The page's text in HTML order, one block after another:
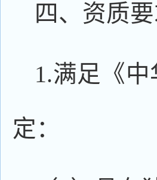
四、资质要
1.满足《
定：